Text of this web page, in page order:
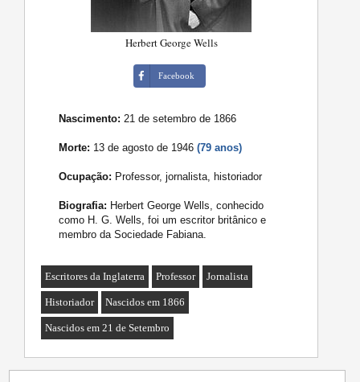
Herbert George Wells
Facebook
Nascimento: 21 de setembro de 1866
Morte: 13 de agosto de 1946(79 anos)
Ocupação: Professor, jornalista, historiador
Biografia: Herbert George Wells, conhecido
como H. G. Wells, foi um escritor britânico e
membro da Sociedade Fabiana.
Escritores da Inglaterra Professor Jornalista
Historiador Nascidos em 1866
Nascidos em 21 de Setembro